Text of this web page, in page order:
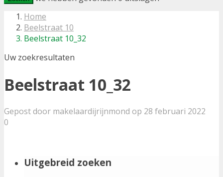
Home
Beelstraat 10
Beelstraat 10_32
Uw zoekresultaten
Beelstraat 10_32
Gepost door makelaardijrijnmond op 28 februari 2022
0
Uitgebreid zoeken